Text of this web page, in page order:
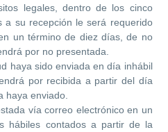
legales, dentro de los cinco
a su recepción le será requerido
un término de diez días, de no
por no presentada.
haya sido enviada en día inhábil
por recibida a partir del día
haya enviado.
vía correo electrónico en un
hábiles contados a partir de la